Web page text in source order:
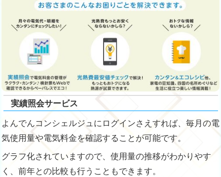
実績照会サービス
よんでんコンシェルジュにログインさえすれば、毎月の電
気使用量や電気料金を確認することが可能です。
グラフ化されていますので、使用量の推移がわかりやす
く、前年との比較も行うこともできます。